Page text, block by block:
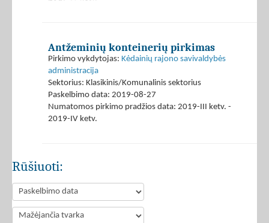
Antžeminių konteinerių pirkimas
Pirkimo vykdytojas: Kėdainių rajono savivaldybės
administracija
Sektorius: Klasikinis/Komunalinis sektorius
Paskelbimo data: 2019-08-27
Numatomos pirkimo pradžios data: 2019-III ketv. -
2019-IV ketv.
Rūšiuoti: